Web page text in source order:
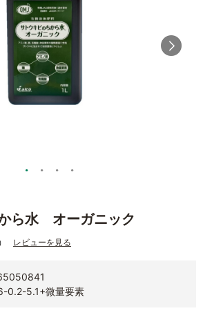
ら水 オーガニック
レビューを見る
5.1+微量要素